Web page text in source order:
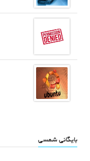
بایگانی شمسی